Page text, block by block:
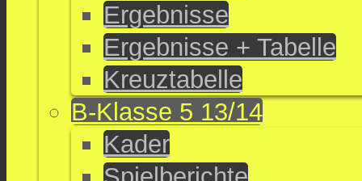
Ergebnisse
Ergebnisse + Tabelle
Kreuztabelle
B-Klasse 5 13/14
Kader